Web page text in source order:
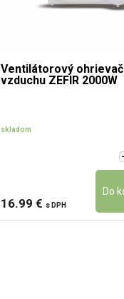
Ventilátorový ohrievač
vzduchu ZEFIR 2000W
skladom
16.99 € s DPH